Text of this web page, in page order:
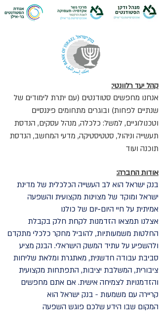
קהל יעד רלוונטי:
אנחנו מחפשים סטודנטים (עם יתרת לימודים של
שנתיים לפחות) ובוגרים מתחומים פיננסיים
וטכנולוגיים, למשל: כלכלה, מנהל עסקים, הנדסת
תעשייה וניהול, סטטיסטיקה, מדעי המחשב, הנדסת
תוכנה ועוד
אודות החברה:
בנק ישראל הוא לב העשייה הכלכלית של מדינת
ישראל ומוקד של מצוינות מקצועית והשפעה
אמיתית על חיי היום‑יום של כולנו
אצלנו תמצאו הזדמנות לקחת חלק בקבלת
החלטות משמעותיות, להוביל מחקר כלכלי מתקדם
ולהשפיע על עתיד המשק הישראלי. הבנק מציע
סביבת עבודה חדשנית, מאתגרת ומלאת שליחות
ציבורית, המשלבת יציבות, התפתחות מקצועית
והזדמנויות לצמיחה אישית. אם אתם מחפשים
קריירה עם משמעות - בנק ישראל הוא
המקום שבו הידע שלכם פוגש השפעה